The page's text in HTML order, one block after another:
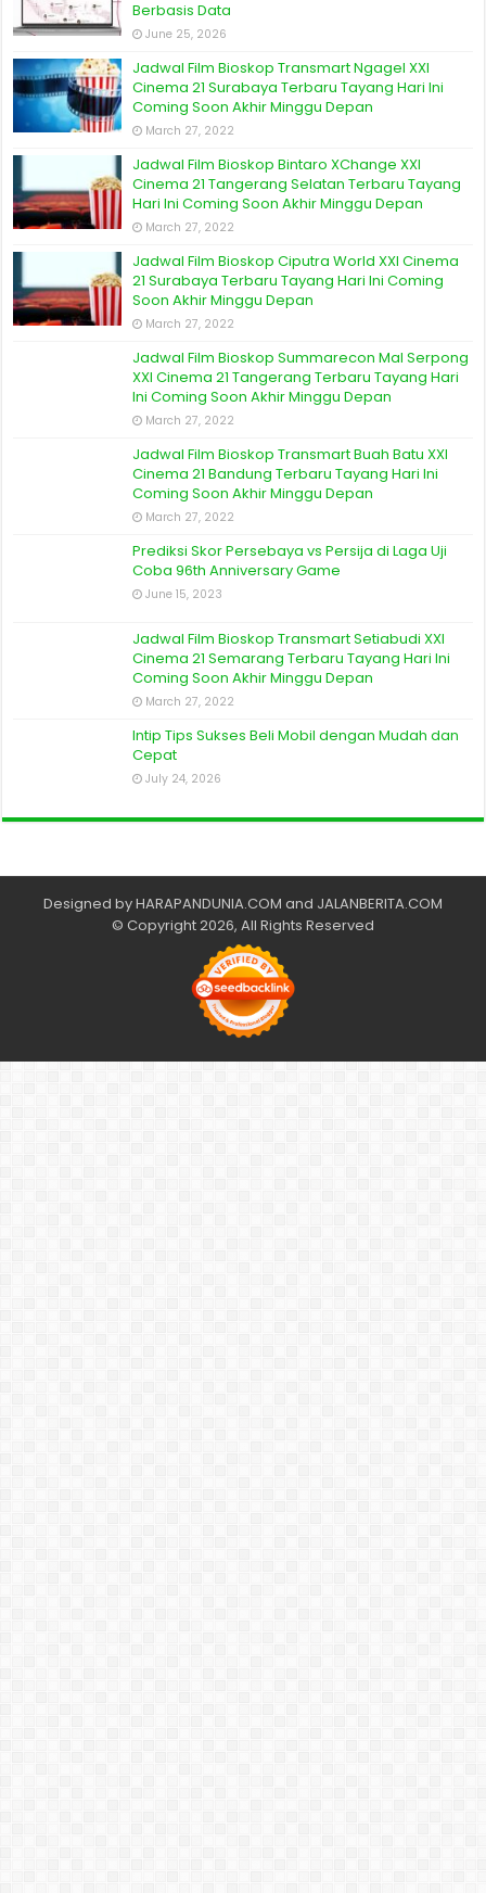
Berbasis Data
June 25, 2026
Jadwal Film Bioskop Transmart Ngagel XXI
Cinema 21 Surabaya Terbaru Tayang Hari Ini
Coming Soon Akhir Minggu Depan
March 27, 2022
Jadwal Film Bioskop Bintaro XChange XXI
Cinema 21 Tangerang Selatan Terbaru Tayang
Hari Ini Coming Soon Akhir Minggu Depan
March 27, 2022
Jadwal Film Bioskop Ciputra World XXI Cinema
21 Surabaya Terbaru Tayang Hari Ini Coming
Soon Akhir Minggu Depan
March 27, 2022
Jadwal Film Bioskop Summarecon Mal Serpong
XXI Cinema 21 Tangerang Terbaru Tayang Hari
Ini Coming Soon Akhir Minggu Depan
March 27, 2022
Jadwal Film Bioskop Transmart Buah Batu XXI
Cinema 21 Bandung Terbaru Tayang Hari Ini
Coming Soon Akhir Minggu Depan
March 27, 2022
Prediksi Skor Persebaya vs Persija di Laga Uji
Coba 96th Anniversary Game
June 15, 2023
Jadwal Film Bioskop Transmart Setiabudi XXI
Cinema 21 Semarang Terbaru Tayang Hari Ini
Coming Soon Akhir Minggu Depan
March 27, 2022
Intip Tips Sukses Beli Mobil dengan Mudah dan
Cepat
July 24, 2026
Designed byHARAPANDUNIA.COM and JALANBERITA.COM
© Copyright 2026, All Rights Reserved